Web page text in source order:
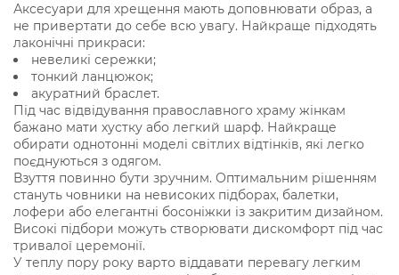
Аксесуари для хрещення мають доповнювати образ, а
не привертати до себе всю увагу. Найкраще підходять
лаконічні прикраси:
невеликі сережки;
тонкий ланцюжок;
акуратний браслет.
Під час відвідування православного храму жінкам
бажано мати хустку або легкий шарф. Найкраще
обирати однотонні моделі світлих відтінків, які легко
поєднуються з одягом.
Взуття повинно бути зручним. Оптимальним рішенням
стануть човники на невисоких підборах, балетки,
лофери або елегантні босоніжки із закритим дизайном.
Високі підбори можуть створювати дискомфорт під час
тривалої церемонії.
У теплу пору року варто віддавати перевагу легким